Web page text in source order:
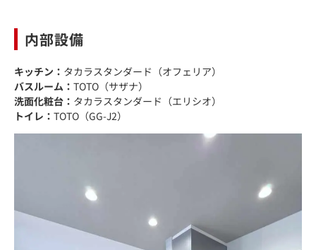
内部設備
キッチン： タカラスタンダード（オフェリア）
バスルーム： TOTO（サザナ）
洗面化粧台： タカラスタンダード（エリシオ）
トイレ： TOTO（GG-J2）